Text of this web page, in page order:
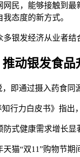
民，能够接触到
态度的新方式。
银发经济从业者
动银发食品
即通过摄入药食
知行力白皮书》指
式健康需求增长
猫“双11”购物节